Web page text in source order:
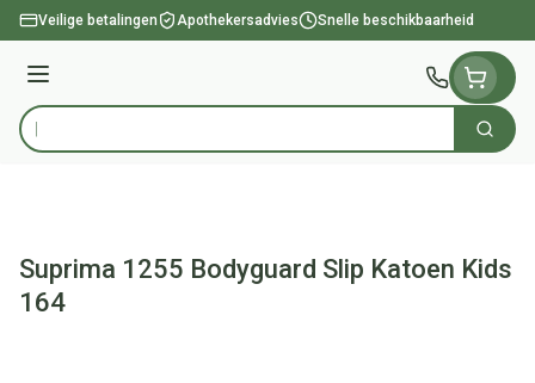
Ga naar de inhoud
Veilige betalingen Apothekersadvies Snelle beschikbaarheid
Menu
Product, merk, categorie... Zoek
Suprima 1255 Bodyguard Slip Katoen Kids
164